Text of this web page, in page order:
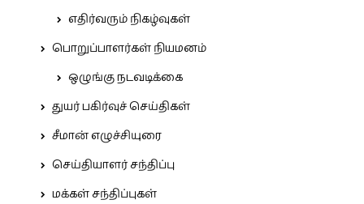
எதிர்வரும் நிகழ்வுகள்
பொறுப்பாளர்கள் நியமனம்
ஒழுங்கு நடவடிக்கை
துயர் பகிர்வுச் செய்திகள்
சீமான் எழுச்சியுரை
செய்தியாளர் சந்திப்பு
மக்கள் சந்திப்புகள்